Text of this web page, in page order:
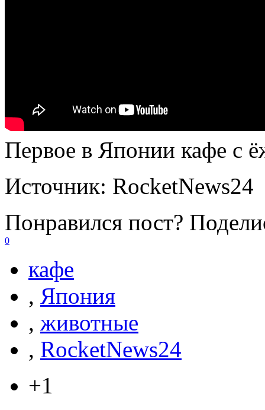
Первое в Японии кафе с
Источник: RocketNews24
Понравился пост?
0
кафе
, Япония
, животные
, RocketNews24
+1